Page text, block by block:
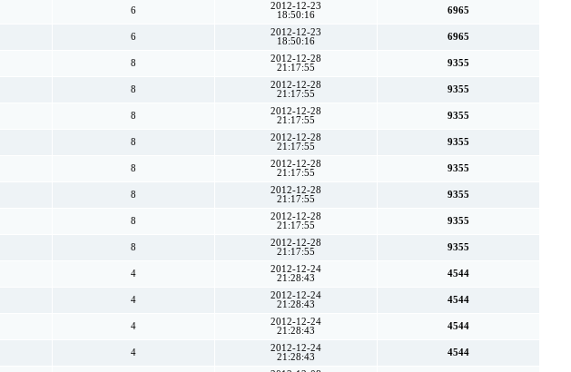
6
2012-12-23
18:50:16
6965
6
2012-12-23
18:50:16
6965
8
2012-12-28
21:17:55
9355
8
2012-12-28
21:17:55
9355
8
2012-12-28
21:17:55
9355
8
2012-12-28
21:17:55
9355
8
2012-12-28
21:17:55
9355
8
2012-12-28
21:17:55
9355
8
2012-12-28
21:17:55
9355
8
2012-12-28
21:17:55
9355
4
2012-12-24
21:28:43
4544
4
2012-12-24
21:28:43
4544
4
2012-12-24
21:28:43
4544
4
2012-12-24
21:28:43
4544